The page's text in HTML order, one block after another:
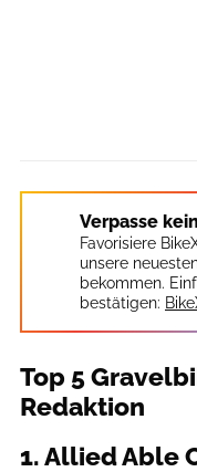
Verpasse
Favorisiere
unsere
bekommen.
bestätigen:
Top 5
Redaktion
1. Allied Able